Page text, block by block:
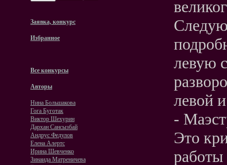
Заявка, конкурс
Избранное
Все конкурсы
Авторы
Нина Большакова
Гога Буготак
Виктор Шехурин
Дархан Сансызбай
Андрус Федулов
Елена Алертс
Ирина Шевченко
Зинаида Матреничева
левую
левой
-
Это
работы